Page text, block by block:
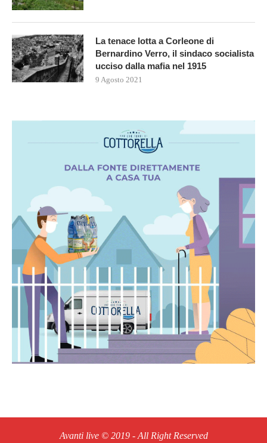
La tenace lotta a Corleone di
Bernardino Verro, il sindaco socialista
ucciso dalla mafia nel 1915
9 Agosto 2021
Avanti live © 2019 - All Right Reserved